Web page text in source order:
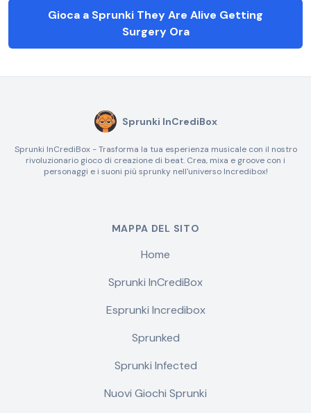
Gioca a Sprunki They Are Alive Getting
Surgery Ora
Sprunki InCrediBox
Sprunki InCrediBox - Trasforma la tua esperienza musicale con il nostro
rivoluzionario gioco di creazione di beat. Crea, mixa e groove con i
personaggi e i suoni più sprunky nell'universo Incredibox!
MAPPA DEL SITO
Home
Sprunki InCrediBox
Esprunki Incredibox
Sprunked
Sprunki Infected
Nuovi Giochi Sprunki